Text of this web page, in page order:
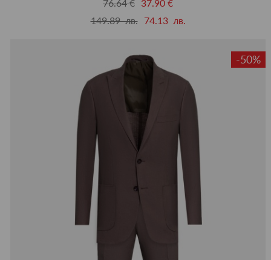
76.64 € 37.90 €
149.89 лв.
74.13 лв.
-50%